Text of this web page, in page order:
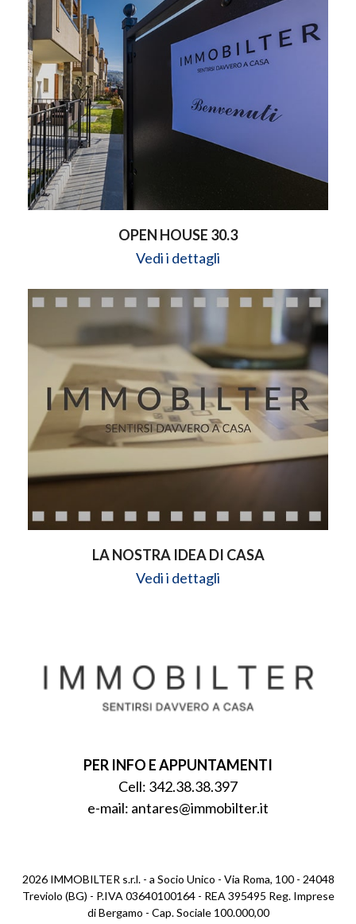
OPEN HOUSE 30.3
Vedi i dettagli
LA NOSTRA IDEA DI CASA
Vedi i dettagli
PER INFO E APPUNTAMENTI
Cell: 342.38.38.397
e-mail: antares@immobilter.it
2026 IMMOBILTER s.r.l. - a Socio Unico - Via Roma, 100 - 24048
Treviolo (BG) - P.IVA 03640100164 - REA 395495 Reg. Imprese
di Bergamo - Cap. Sociale 100.000,00